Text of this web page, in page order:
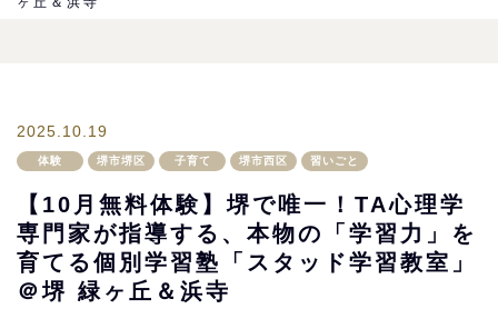
2025.10.19
体験 堺市堺区 子育て 堺市西区 習いごと
【10月無料体験】堺で唯一！TA心理学
専門家が指導する、本物の「学習力」を
育てる個別学習塾「スタッド学習教室」
＠堺 緑ヶ丘＆浜寺